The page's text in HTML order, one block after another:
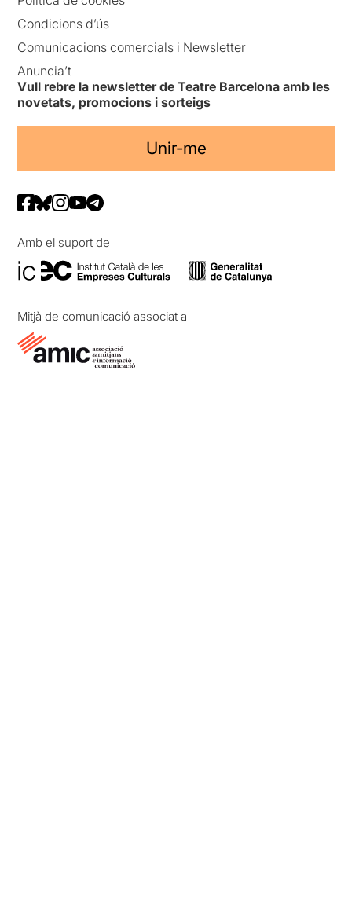
Condicions d’ús
Comunicacions comercials i Newsletter
Anuncia’t
Vull rebre la newsletter de Teatre Barcelona amb les
novetats, promocions i sorteigs
Unir-me
Amb el suport de
Mitjà de comunicació associat a